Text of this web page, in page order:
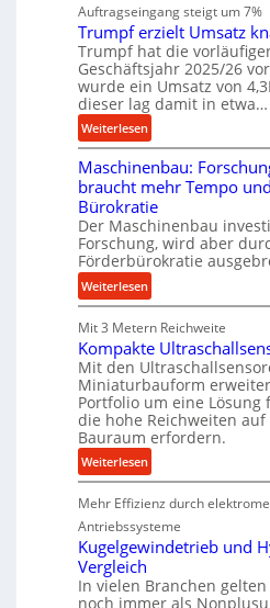
M
i
t
t
e
l
s
a
n
d
n
e
n
v
o
n
K
o
e
n
i
g
&
B
u
e
r
Auftragseingang steigt um 7%
Trumpf erzielt Umsatz
Trumpf hat die
Geschäftsjahr 2025/26
wurde ein Umsatz von
dieser lag damit in etwa…
Weiterlesen:
T
r
u
m
p
f
e
r
i
e
l
t
U
m
s
a
t
z
k
a
Maschinenbau:
braucht mehr Tempo
Bürokratie
Der Maschinenbau
Forschung, wird aber
Förderbürokratie
Weiterlesen:
M
a
s
c
h
i
n
e
n
u
:
o
Mit 3 Metern Reichweite
Kompakte
Mit den
Miniaturbauform
Portfolio um eine Lösung
die hohe Reichweiten
Bauraum erfordern.
Weiterlesen:
K
o
m
p
k
Mehr Effizienz durch
Antriebssysteme
Kugelgewindetrieb und
Vergleich
In vielen Branchen
noch immer als